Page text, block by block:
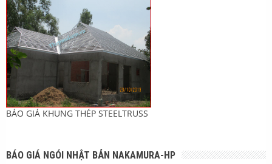
BÁO GIÁ KHUNG THÉP STEELTRUSS
BÁO GIÁ NGÓI NHẬT BẢN NAKAMURA-HP